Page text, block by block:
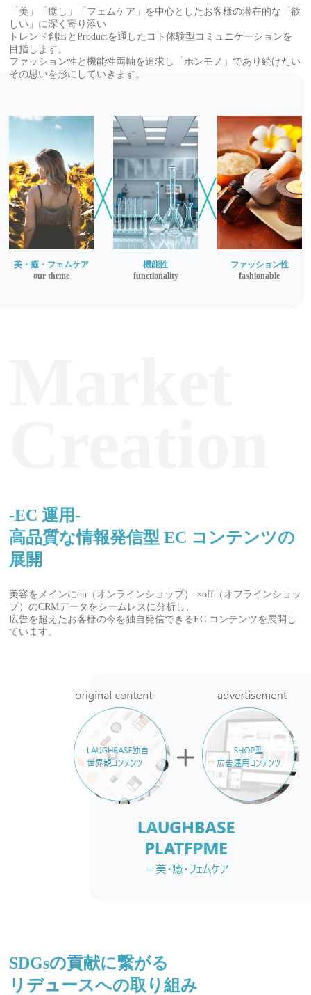
「美」「癒し」「フェムケア」を中心としたお客様の潜在的な「欲
しい」に深く寄り添い
トレンド創出とProductを通したコト体験型コミュニケーションを
目指します。
ファッション性と機能性両軸を追求し「ホンモノ」であり続けたい
その思いを形にしていきます。
美・癒・フェムケア
our theme
機能性
functionality
ファッション性
fashionable
-EC 運用-
高品質な情報発信型 EC コンテンツの
展開
美容をメインにon（オンラインショップ） ×off（オフラインショッ
プ）のCRMデータをシームレスに分析し、
広告を超えたお客様の今を独自発信できるEC コンテンツを展開し
ています。
SDGsの貢献に繋がる
リデュースへの取り組み